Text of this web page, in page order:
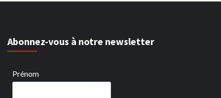
Abonnez-vous à notre newsletter
Prénom